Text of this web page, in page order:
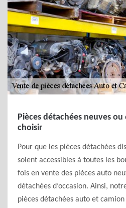
Pièces détachées neuves ou
choisir
Pour que les pièces détachées
soient accessibles à toutes les
fois en vente des pièces auto
détachées d’occasion. Ainsi,
pièces détachées auto et camion